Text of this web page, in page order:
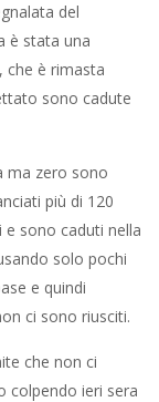
del
è stata una
che è rimasta
sono cadute
ma zero sono
più di 120
e sono caduti nella
solo pochi
e quindi
ci sono riusciti.
che non ci
colpendo ieri sera